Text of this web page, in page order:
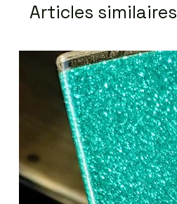
Articles similaires